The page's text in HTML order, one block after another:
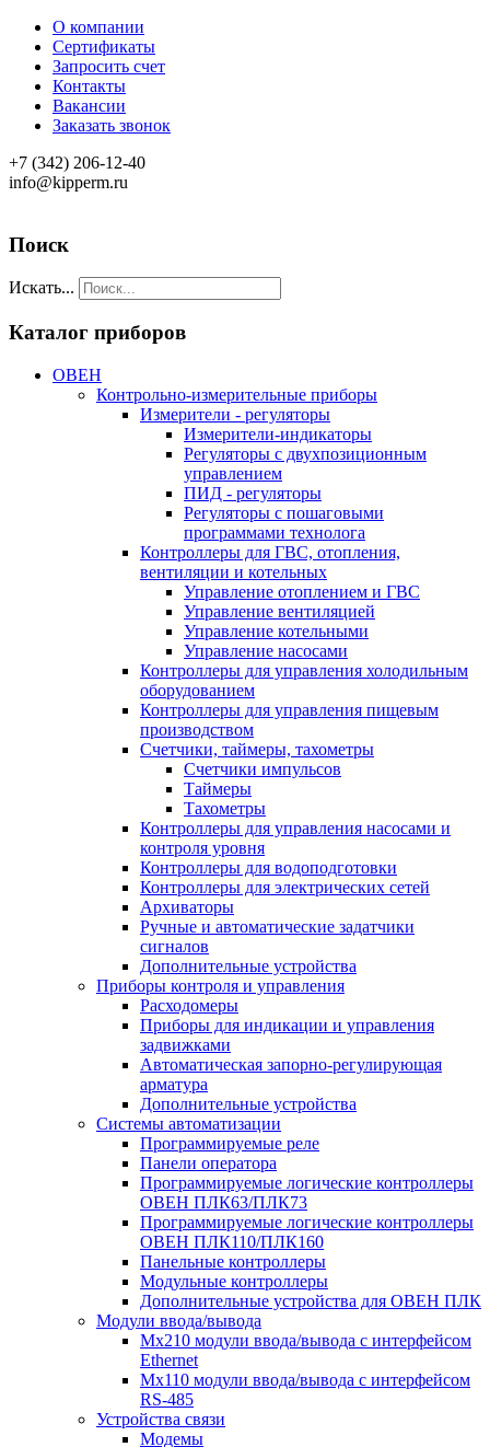
О компании
Сертификаты
Запросить счет
Контакты
Вакансии
Заказать звонок
+7 (342) 206-12-40
info@kipperm.ru
Поиск
Искать...
Каталог приборов
ОВЕН
Контрольно-измерительные приборы
Измерители - регуляторы
Измерители-индикаторы
Регуляторы с двухпозиционным
управлением
ПИД - регуляторы
Регуляторы с пошаговыми
программами технолога
Контроллеры для ГВС, отопления,
вентиляции и котельных
Управление отоплением и ГВС
Управление вентиляцией
Управление котельными
Управление насосами
Контроллеры для управления холодильным
оборудованием
Контроллеры для управления пищевым
производством
Счетчики, таймеры, тахометры
Счетчики импульсов
Таймеры
Тахометры
Контроллеры для управления насосами и
контроля уровня
Контроллеры для водоподготовки
Контроллеры для электрических сетей
Архиваторы
Ручные и автоматические задатчики
сигналов
Дополнительные устройства
Приборы контроля и управления
Расходомеры
Приборы для индикации и управления
задвижками
Автоматическая запорно-регулирующая
арматура
Дополнительные устройства
Системы автоматизации
Программируемые реле
Панели оператора
Программируемые логические контроллеры
ОВЕН ПЛК63/ПЛК73
Программируемые логические контроллеры
ОВЕН ПЛК110/ПЛК160
Панельные контроллеры
Модульные контроллеры
Дополнительные устройства для ОВЕН ПЛК
Модули ввода/вывода
Мх210 модули ввода/вывода с интерфейсом
Ethernet
Мх110 модули ввода/вывода с интерфейсом
RS-485
Устройства связи
Модемы